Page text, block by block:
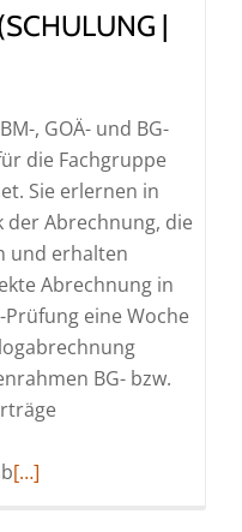
Online)
|
, GOÄ- und BG-
die Fachgruppe
Sie erlernen in
der Abrechnung, die
und erhalten
Abrechnung in
eine Woche
BG- bzw.
Read
[…]